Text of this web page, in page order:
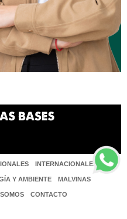
INTERNACIONALES
Y AMBIENTE MALVINAS
CONTACTO